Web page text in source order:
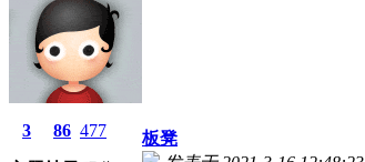
3 86 477
板凳